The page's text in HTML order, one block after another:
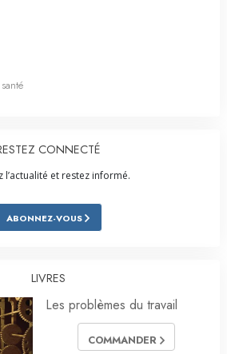
CONNECTÉ
l’actualité et restez informé.
ABONNEZ-VOUS
LIVRES
Les problèmes du travail
COMMANDER